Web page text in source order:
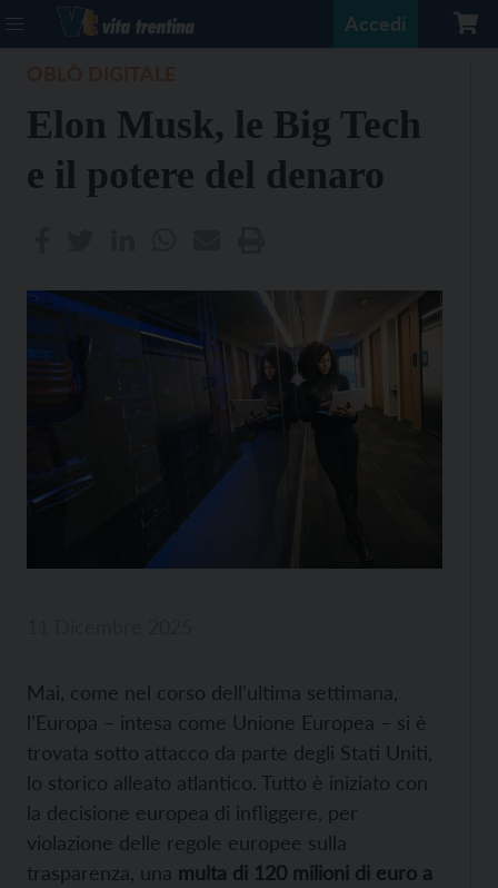
Accedi
Elon Musk, le Big Tech
e il potere del denaro
Mai, come nel corso dell’ultima settimana,
l’Europa – intesa come Unione Europea – si è
trovata sotto attacco da parte degli Stati Uniti,
lo storico alleato atlantico. Tutto è iniziato con
la decisione europea di infliggere, per
violazione delle regole europee sulla
trasparenza, una multa di 120 milioni di euro a